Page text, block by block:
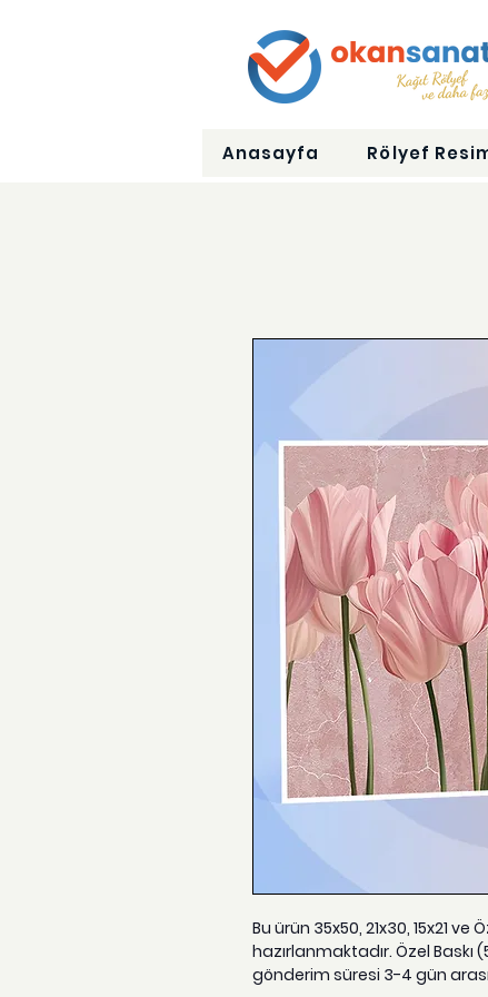
Anasayfa Rölyef
Bu ürün 35x50, 21x30, 15x21
hazırlanmaktadır. Özel
gönderim süresi 3-4 gün